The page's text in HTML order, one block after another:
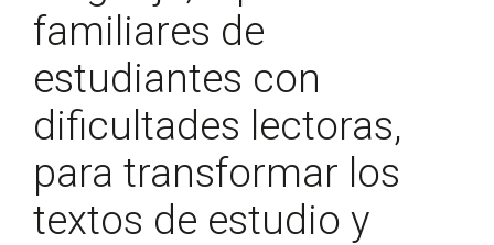
familiares de
estudiantes con
dificultades lectoras,
para transformar los
textos de estudio y